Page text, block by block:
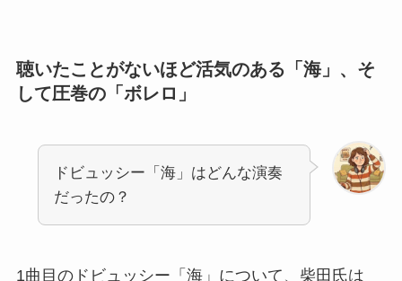
聴いたことがないほど活気のある「海」、そ
して圧巻の「ボレロ」
ドビュッシー「海」はどんな演奏
だったの？
1曲目のドビュッシー「海」について、柴田氏は